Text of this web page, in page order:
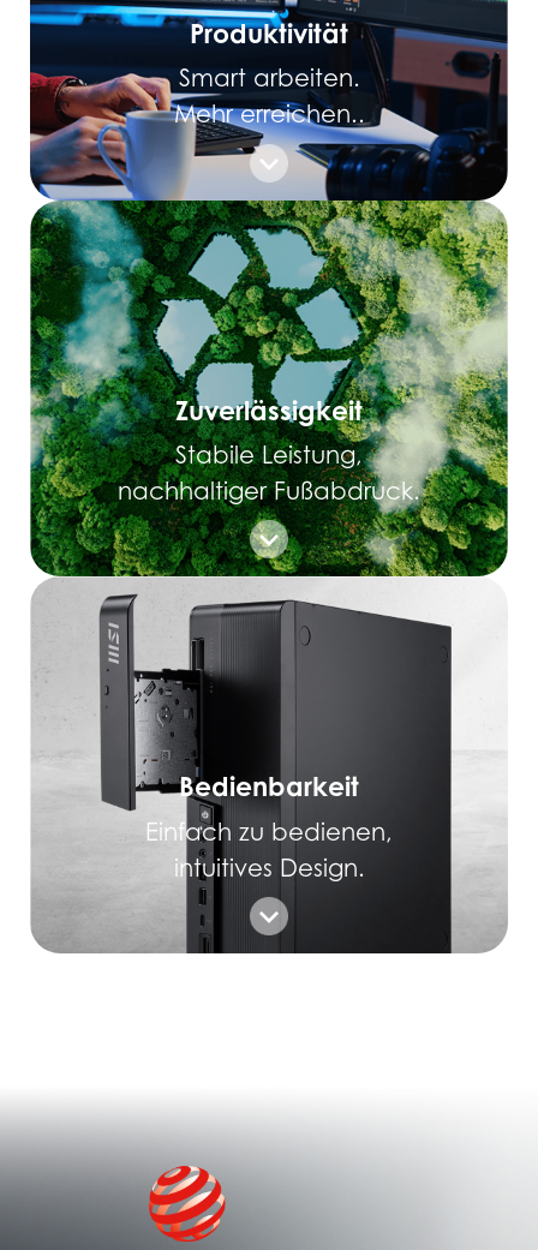
Produktivität
Smart arbeiten.
Mehr erreichen..
Zuverlässigkeit
Stabile Leistung,
nachhaltiger Fußabdruck.
Bedienbarkeit
Einfach zu bedienen,
intuitives Design.